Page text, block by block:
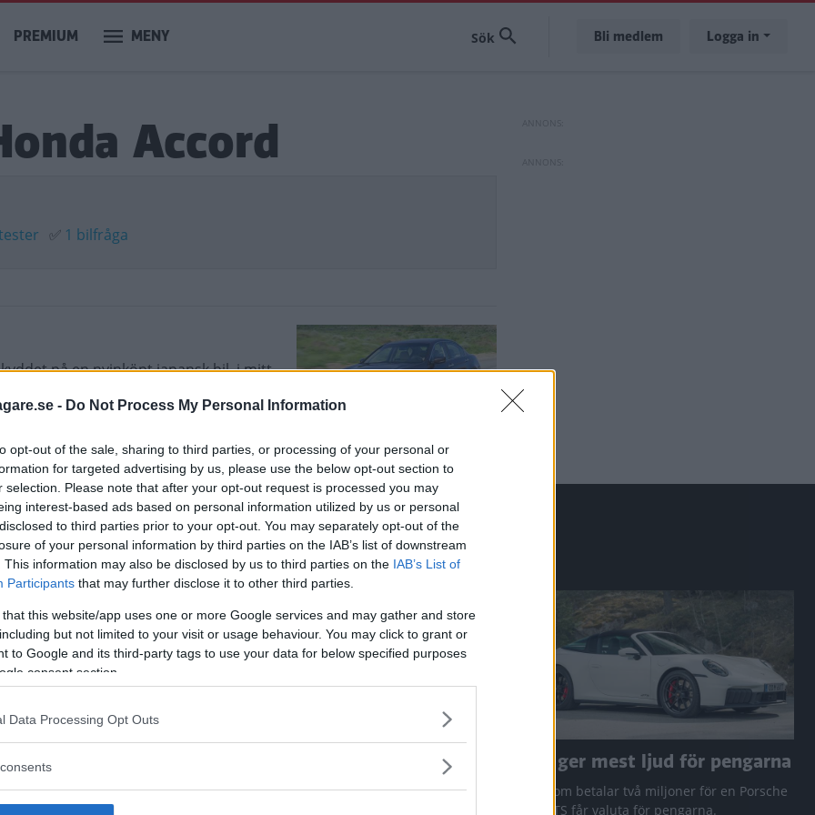
- Do Not Process My Personal Information
opt-out of the sale, sharing to third parties, or processing of your personal or
for targeted advertising by us, please use the below opt-out section to
selection. Please note that after your opt-out request is processed you may
interest-based ads based on personal information utilized by us or personal
to third parties prior to your opt-out. You may separately opt-out of the
of your personal information by third parties on the IAB’s list of downstream
This information may also be disclosed by us to third parties on the IAB’s List of
Participants that may further disclose it to other third parties.
that this website/app uses one or more Google services and may gather and store
but not limited to your visit or usage behaviour. You may click to grant or
to Google and its third-party tags to use your data for below specified purposes
consent section.
Data Processing Opt Outs
PREMIUM MENY Bli medlem Logga in
Accord
✅ 1 bilfråga
på en nyinköpt japansk bil, i mitt
att bli ny favorit”
kombibilar har
nu på av eldrivna Toyota
Så står sig nya Toyota RAV4
Vi ställe nykomlingen mot Audi Q3 och
Den ger mest ljud för pengarna
Den som betalar två miljoner för en Porsche
911 GTS får valuta för pengarna.